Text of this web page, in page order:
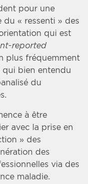
pour une
« ressenti » des
qui est
reported
plus fréquemment
qui bien entendu
du
à être
avec la prise en
» des
des
via des
maladie.